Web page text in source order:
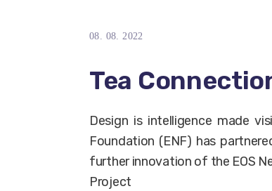
08. 08. 2022
Tea
Design is intelligence made
Foundation (ENF) has
further innovation of the EOS
Project